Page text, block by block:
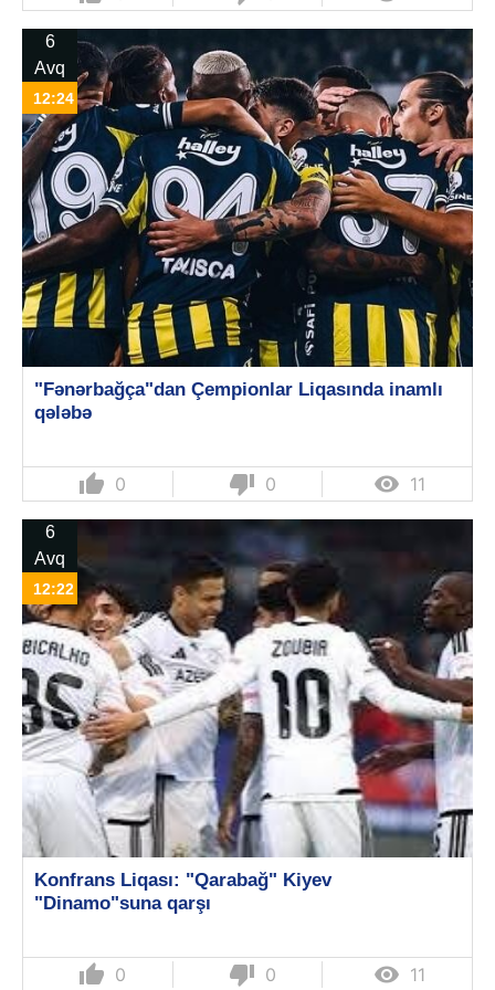
6
Avq
12:24
"Fənərbağça"dan Çempionlar Liqasında inamlı
qələbə
thumb_up 0 thumb_down 0  11
6
Avq
12:22
Konfrans Liqası: "Qarabağ" Kiyev
"Dinamo"suna qarşı
thumb_up 0 thumb_down 0  11